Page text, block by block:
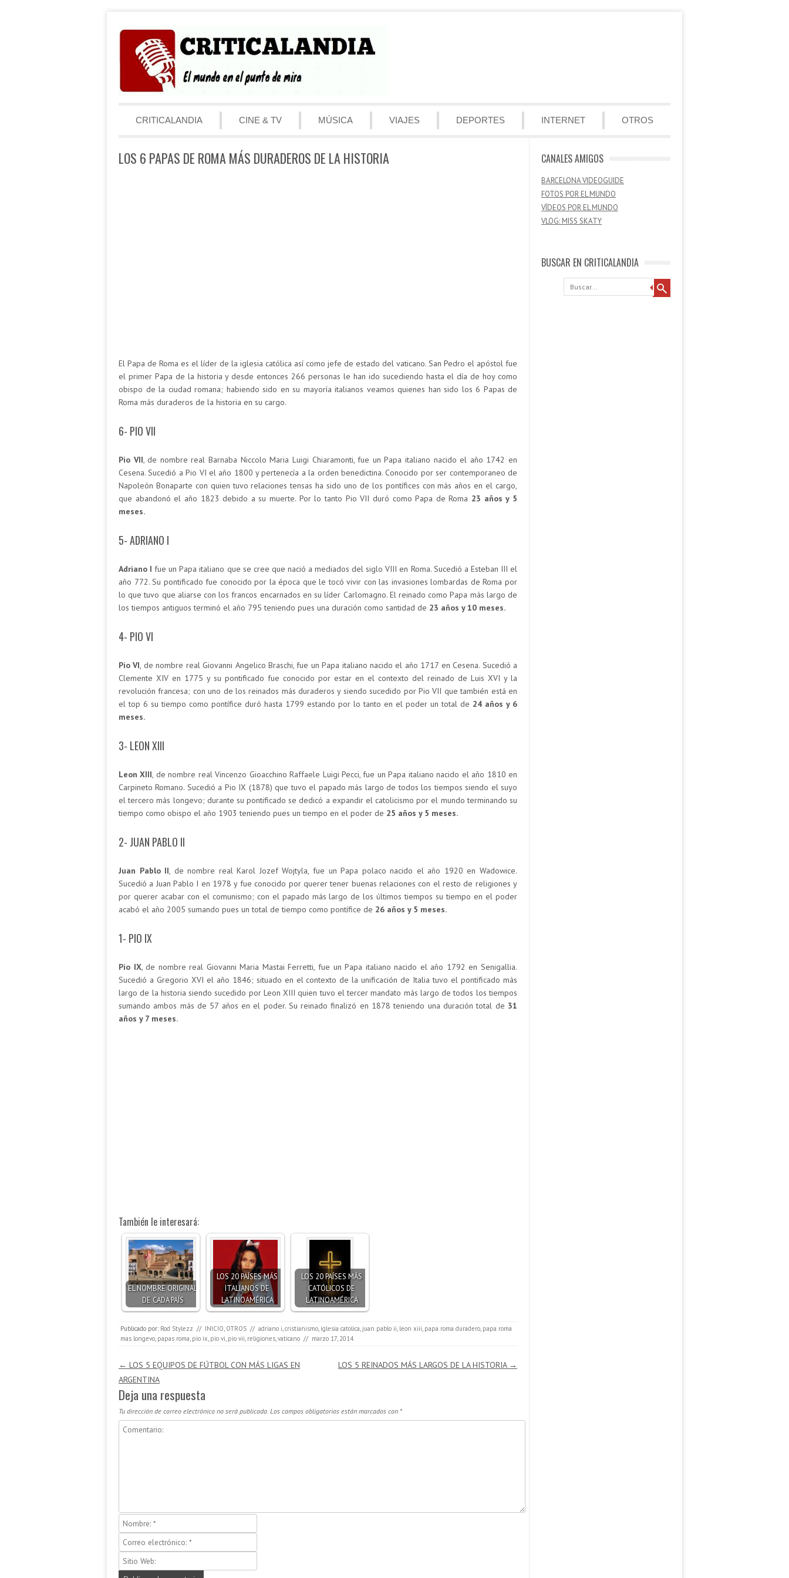
Menú
CRITICALANDIA
CINE & TV MÚSICA VIAJES DEPORTES INTERNET OTROS
LOS 6 PAPAS DE ROMA MÁS DURADEROS DE LA HISTORIA
El Papa de Roma es el líder de la iglesia católica así como jefe de estado del vaticano. San Pedro el apóstol fue
el primer Papa de la historia y desde entonces 266 personas le han ido sucediendo hasta el día de hoy como
obispo de la ciudad romana; habiendo sido en su mayoría italianos veamos quienes han sido los 6 Papas de
Roma más duraderos de la historia en su cargo.
6- PIO VII
Pio VII, de nombre real Barnaba Niccolo Maria Luigi Chiaramonti, fue un Papa italiano nacido el año 1742 en
Cesena. Sucedió a Pio VI el año 1800 y pertenecía a la orden benedictina. Conocido por ser contemporaneo de
Napoleón Bonaparte con quien tuvo relaciones tensas ha sido uno de los pontífices con más años en el cargo,
que abandonó el año 1823 debido a su muerte. Por lo tanto Pio VII duró como Papa de Roma 23 años y 5
meses.
5- ADRIANO I
Adriano I fue un Papa italiano que se cree que nació a mediados del siglo VIII en Roma. Sucedió a Esteban III el
año 772. Su pontificado fue conocido por la época que le tocó vivir con las invasiones lombardas de Roma por
lo que tuvo que aliarse con los francos encarnados en su líder Carlomagno. El reinado como Papa más largo de
los tiempos antiguos terminó el año 795 teniendo pues una duración como santidad de 23 años y 10 meses.
4- PIO VI
Pio VI, de nombre real Giovanni Angelico Braschi, fue un Papa italiano nacido el año 1717 en Cesena. Sucedió a
Clemente XIV en 1775 y su pontificado fue conocido por estar en el contexto del reinado de Luis XVI y la
revolución francesa; con uno de los reinados más duraderos y siendo sucedido por Pio VII que también está en
el top 6 su tiempo como pontífice duró hasta 1799 estando por lo tanto en el poder un total de 24 años y 6
meses.
3- LEON XIII
Leon XIII, de nombre real Vincenzo Gioacchino Raffaele Luigi Pecci, fue un Papa italiano nacido el año 1810 en
Carpineto Romano. Sucedió a Pio IX (1878) que tuvo el papado más largo de todos los tiempos siendo el suyo
el tercero más longevo; durante su pontificado se dedicó a expandir el catolicismo por el mundo terminando su
tiempo como obispo el año 1903 teniendo pues un tiempo en el poder de 25 años y 5 meses.
2- JUAN PABLO II
Juan Pablo II, de nombre real Karol Jozef Wojtyla, fue un Papa polaco nacido el año 1920 en Wadowice.
Sucedió a Juan Pablo I en 1978 y fue conocido por querer tener buenas relaciones con el resto de religiones y
por querer acabar con el comunismo; con el papado más largo de los últimos tiempos su tiempo en el poder
acabó el año 2005 sumando pues un total de tiempo como pontífice de 26 años y 5 meses.
1- PIO IX
Pio IX, de nombre real Giovanni Maria Mastai Ferretti, fue un Papa italiano nacido el año 1792 en Senigallia.
Sucedió a Gregorio XVI el año 1846; situado en el contexto de la unificación de Italia tuvo el pontificado más
largo de la historia siendo sucedido por Leon XIII quien tuvo el tercer mandato más largo de todos los tiempos
sumando ambos más de 57 años en el poder. Su reinado finalizó en 1878 teniendo una duración total de 31
años y 7 meses.
También le interesará:
EL NOMBRE ORIGINAL
DE CADA PAÍS
LOS 20 PAÍSES MÁS
ITALIANOS DE
LATINOAMÉRICA
LOS 20 PAÍSES MÁS
CATÓLICOS DE
LATINOAMÉRICA
Publicado por: Rod Stylezz // INICIO, OTROS // adriano i,cristianismo, iglesia catolica, juan pablo ii, leon xiii, papa roma duradero, papa roma
mas longevo, papas roma, pio ix, pio vi, pio vii, religiones,vaticano // marzo 17, 2014
Navegación de entradas
← LOS 5 EQUIPOS DE FÚTBOL CON MÁS LIGAS EN
ARGENTINA
LOS 5 REINADOS MÁS LARGOS DE LA HISTORIA →
Deja una respuesta
Tu dirección de correo electrónico no será publicada. Los campos obligatorios están marcados con *
CANALES AMIGOS
BARCELONA VIDEOGUIDE
FOTOS POR EL MUNDO
VÍDEOS POR EL MUNDO
VLOG: MISS SKATY
BUSCAR EN CRITICALANDIA
Buscar